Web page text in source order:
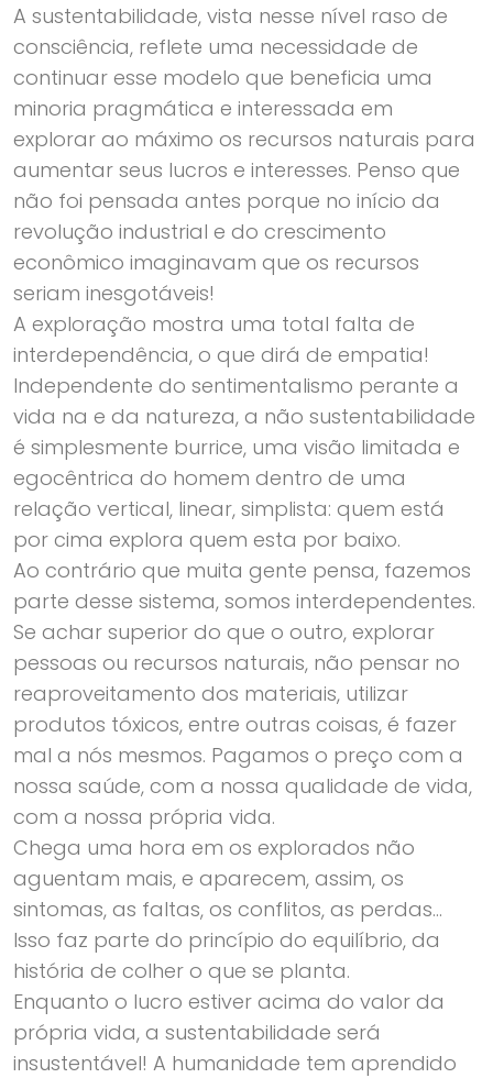
A sustentabilidade, vista nesse nível raso de
consciência, reflete uma necessidade de
continuar esse modelo que beneficia uma
minoria pragmática e interessada em
explorar ao máximo os recursos naturais para
aumentar seus lucros e interesses. Penso que
não foi pensada antes porque no início da
revolução industrial e do crescimento
econômico imaginavam que os recursos
seriam inesgotáveis!
A exploração mostra uma total falta de
interdependência, o que dirá de empatia!
Independente do sentimentalismo perante a
vida na e da natureza, a não sustentabilidade
é simplesmente burrice, uma visão limitada e
egocêntrica do homem dentro de uma
relação vertical, linear, simplista: quem está
por cima explora quem esta por baixo.
Ao contrário que muita gente pensa, fazemos
parte desse sistema, somos interdependentes.
Se achar superior do que o outro, explorar
pessoas ou recursos naturais, não pensar no
reaproveitamento dos materiais, utilizar
produtos tóxicos, entre outras coisas, é fazer
mal a nós mesmos. Pagamos o preço com a
nossa saúde, com a nossa qualidade de vida,
com a nossa própria vida.
Chega uma hora em os explorados não
aguentam mais, e aparecem, assim, os
sintomas, as faltas, os conflitos, as perdas…
Isso faz parte do princípio do equilíbrio, da
história de colher o que se planta.
Enquanto o lucro estiver acima do valor da
própria vida, a sustentabilidade será
insustentável! A humanidade tem aprendido